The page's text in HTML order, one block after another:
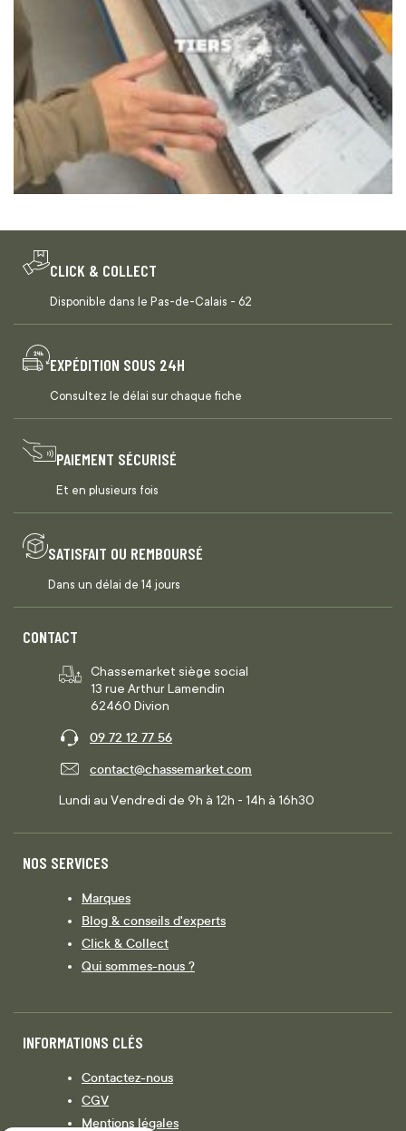
CLICK & COLLECT
Disponible dans le Pas-de-Calais - 62
EXPÉDITION SOUS 24H
Consultez le délai sur chaque fiche
PAIEMENT SÉCURISÉ
Et en plusieurs fois
SATISFAIT OU REMBOURSÉ
Dans un délai de 14 jours
CONTACT
Chassemarket siège social
13 rue Arthur Lamendin
62460 Divion
09 72 12 77 56
contact@chassemarket.com
Lundi au Vendredi de 9h à 12h - 14h à 16h30
NOS SERVICES
Marques
Blog & conseils d'experts
Click & Collect
Qui sommes-nous ?
INFORMATIONS CLÉS
Contactez-nous
CGV
Mentions légales